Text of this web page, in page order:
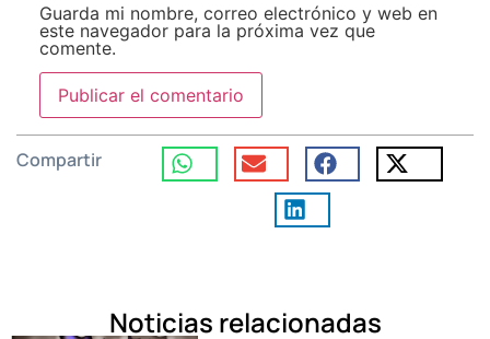
Guarda mi nombre, correo electrónico y web en
este navegador para la próxima vez que
comente.
Compartir
Noticias relacionadas